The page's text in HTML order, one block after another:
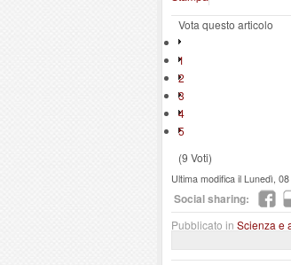
Vota questo articolo
1
2
3
4
5
(9 Voti)
Ultima modifica il Lunedì,
Social sharing:
Pubblicato in Scienza e